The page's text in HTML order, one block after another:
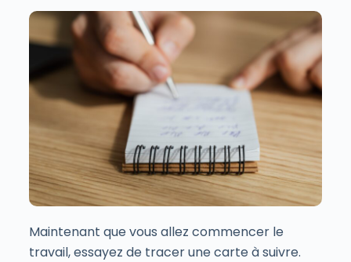
Maintenant que vous allez commencer le
travail, essayez de tracer une carte à suivre.